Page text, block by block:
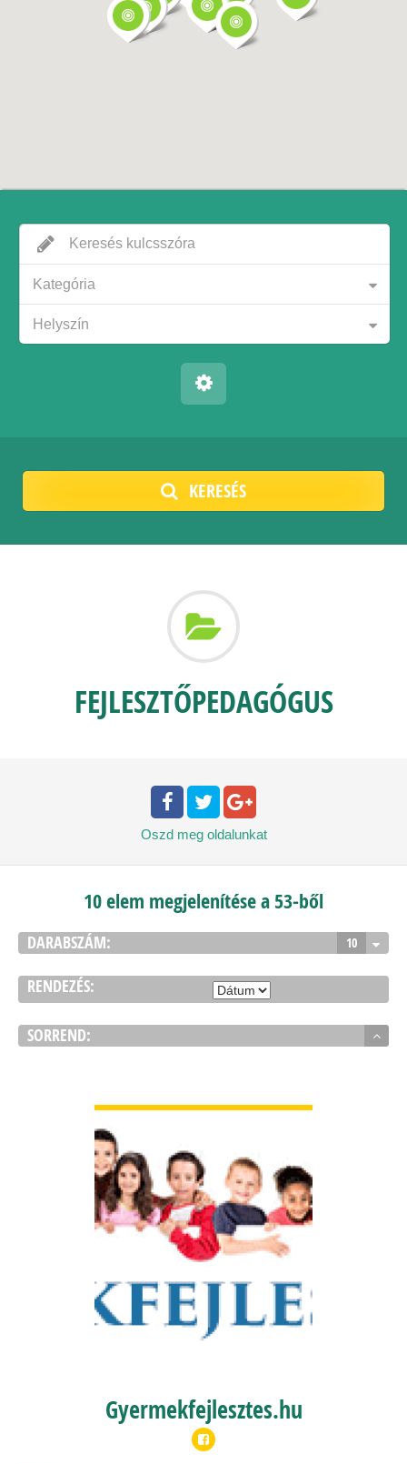
Kategória
Helyszín
KERESÉS
FEJLESZTŐPEDAGÓGUS
Oszd meg oldalunkat
10 elem megjelenítése a 53-ből
DARABSZÁM: 10
RENDEZÉS:
SORREND:
Gyermekfejlesztes.hu